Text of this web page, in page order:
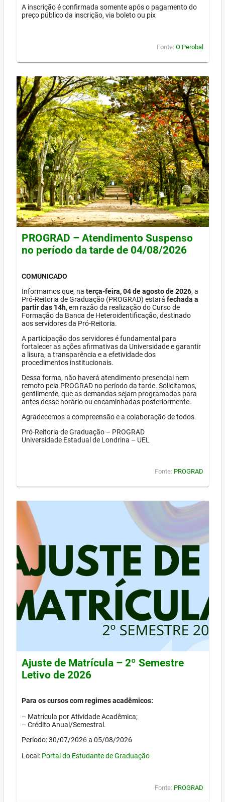
A inscrição é confirmada somente após o pagamento do
preço público da inscrição, via boleto ou pix
Fonte: O Perobal
PROGRAD – Atendimento Suspenso
no período da tarde de 04/08/2026
COMUNICADO
Informamos que, na terça-feira, 04 de agosto de 2026, a
Pró-Reitoria de Graduação (PROGRAD) estará fechada a
partir das 14h, em razão da realização do Curso de
Formação da Banca de Heteroidentificação, destinado
aos servidores da Pró-Reitoria.
A participação dos servidores é fundamental para
fortalecer as ações afirmativas da Universidade e garantir
a lisura, a transparência e a efetividade dos
procedimentos institucionais.
Dessa forma, não haverá atendimento presencial nem
remoto pela PROGRAD no período da tarde. Solicitamos,
gentilmente, que as demandas sejam programadas para
antes desse horário ou encaminhadas posteriormente.
Agradecemos a compreensão e a colaboração de todos.
Pró-Reitoria de Graduação – PROGRAD
Universidade Estadual de Londrina – UEL
Fonte: PROGRAD
Ajuste de Matrícula – 2º Semestre
Letivo de 2026
Para os cursos com regimes acadêmicos:
– Matrícula por Atividade Acadêmica;
– Crédito Anual/Semestral.
Período: 30/07/2026 a 05/08/2026
Local: Portal do Estudante de Graduação
Fonte: PROGRAD